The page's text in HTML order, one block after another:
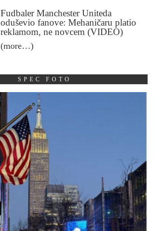
Fudbaler Manchester Uniteda
oduševio fanove: Mehaničaru platio
reklamom, ne novcem (VIDEO)
(more…)
SPEC FOTO